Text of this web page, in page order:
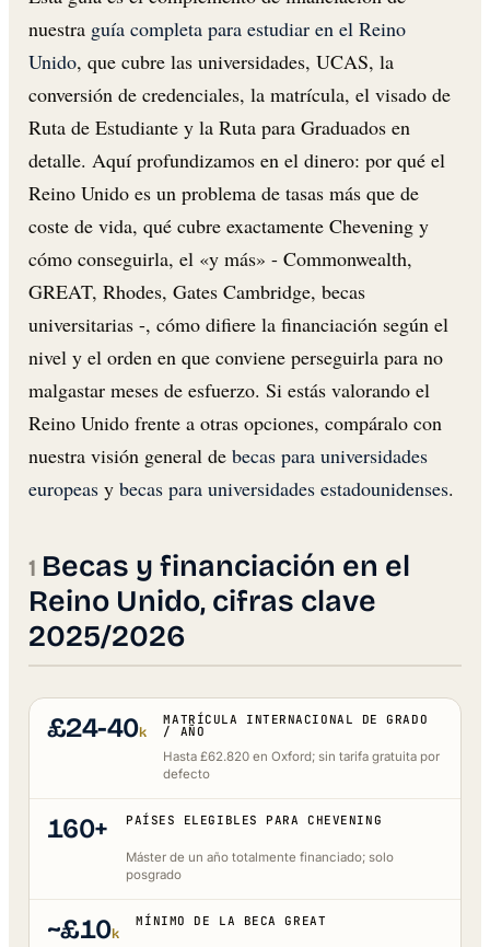
nuestra guía completa para estudiar en el Reino
Unido, que cubre las universidades, UCAS, la
conversión de credenciales, la matrícula, el visado de
Ruta de Estudiante y la Ruta para Graduados en
detalle. Aquí profundizamos en el dinero: por qué el
Reino Unido es un problema de tasas más que de
coste de vida, qué cubre exactamente Chevening y
cómo conseguirla, el «y más» - Commonwealth,
GREAT, Rhodes, Gates Cambridge, becas
universitarias -, cómo difiere la financiación según el
nivel y el orden en que conviene perseguirla para no
malgastar meses de esfuerzo. Si estás valorando el
Reino Unido frente a otras opciones, compáralo con
nuestra visión general de becas para universidades
europeas y becas para universidades estadounidenses.
Becas y financiación en el
Reino Unido, cifras clave
2025/2026
£24-40k
MATRÍCULA INTERNACIONAL DE GRADO
/ AÑO
Hasta £62.820 en Oxford; sin tarifa gratuita por
defecto
160+ PAÍSES ELEGIBLES PARA CHEVENING
Máster de un año totalmente financiado; solo
posgrado
~£10k
MÍNIMO DE LA BECA GREAT